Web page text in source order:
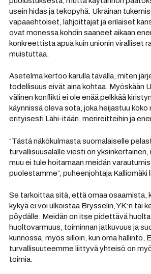
usein hidas ja tekopyhä. Ukrainan
vapaaehtoiset, lahjoittajat ja erilaiset
ovat monessa kohdin saaneet aikaan
konkreettista apua kuin unionin viralliset
muistuttaa.
Asetelma kertoo karulla tavalla, miten
todellisuus eivät aina kohtaa. Myöskään
välinen konflikti ei ole enää pelkkää
käynnissä oleva sota, joka heijastuu koko
erityisesti Lähi-itään, merireitteihin ja
“Tästä näkökulmasta suomalaiselle
turvallisuusalalle viesti on yksinkertainen,
muu ei tule hoitamaan meidän
puolestamme”, puheenjohtaja Kalliomäki
Se tarkoittaa sitä, että omaa osaamista,
kykyä ei voi ulkoistaa Brysselin, YK:n tai
pöydälle. Meidän on itse pidettävä
huoltovarmuus, toiminnan jatkuvuus ja
kunnossa, myös silloin, kun oma hallinto,
turvallisuuteemme liittyvä yhteisö on
toimia.